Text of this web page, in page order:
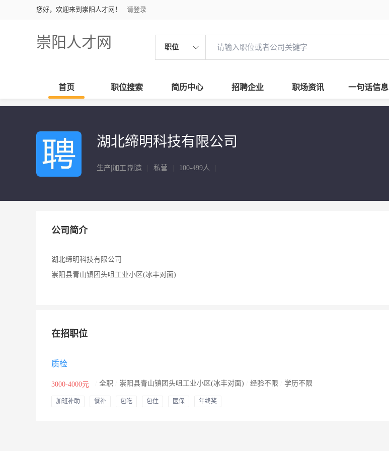
您好，欢迎来到崇阳人才网！ 请登录
崇阳人才网 职位
首页 职位搜索 简历中心 招聘企业 职场资讯 一句话信息
湖北缔明科技有限公司
生产|加工|制造 私营 100-499人
公司简介
湖北缔明科技有限公司
崇阳县青山镇团头咀工业小区(冰丰对面)
在招职位
质检
3000-4000元 全职 崇阳县青山镇团头咀工业小区(冰丰对面) 经验不限 学历不限
加班补助 餐补 包吃 包住 医保 年终奖